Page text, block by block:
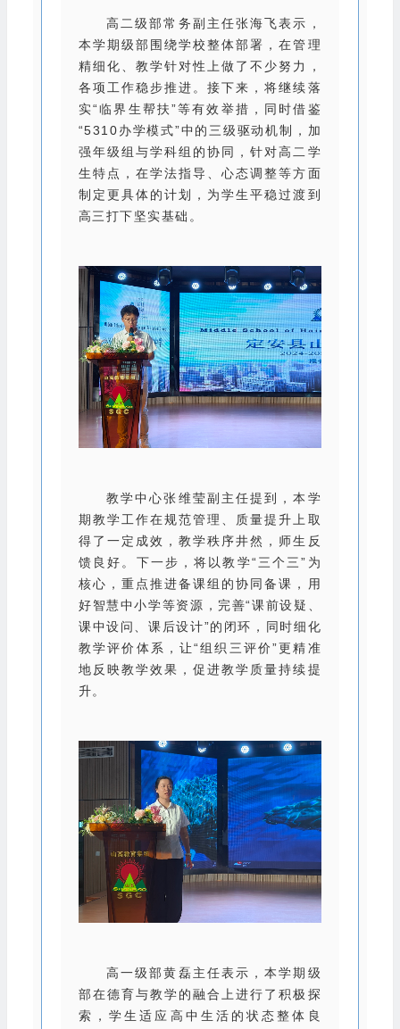
高二级部常务副主任张海飞表示，
本学期级部围绕学校整体部署，在管理
精细化、教学针对性上做了不少努力，
各项工作稳步推进。接下来，将继续落
实“临界生帮扶”等有效举措，同时借鉴
“5310办学模式”中的三级驱动机制，加
强年级组与学科组的协同，针对高二学
生特点，在学法指导、心态调整等方面
制定更具体的计划，为学生平稳过渡到
高三打下坚实基础。
教学中心张维莹副主任提到，本学
期教学工作在规范管理、质量提升上取
得了一定成效，教学秩序井然，师生反
馈良好。下一步，将以教学“三个三”为
核心，重点推进备课组的协同备课，用
好智慧中小学等资源，完善“课前设疑、
课中设问、课后设计”的闭环，同时细化
教学评价体系，让“组织三评价”更精准
地反映教学效果，促进教学质量持续提
升。
高一级部黄磊主任表示，本学期级
部在德育与教学的融合上进行了积极探
索，学生适应高中生活的状态整体良